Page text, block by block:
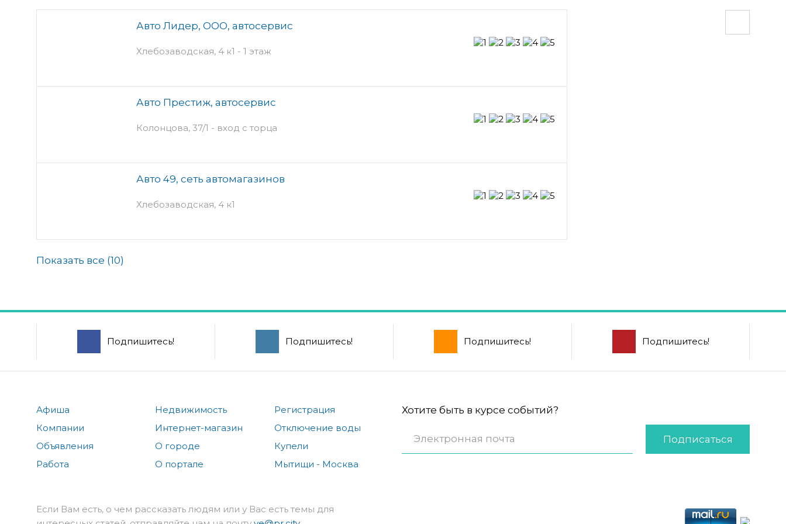
Авто Лидер, ООО, автосервис
Хлебозаводская, 4 к1 - 1 этаж
Авто Престиж, автосервис
Колонцова, 37/1 - вход с торца
Авто 49, сеть автомагазинов
Хлебозаводская, 4 к1
Показать все (10)
Подпишитесь! Подпишитесь! Подпишитесь! Подпишитесь!
Афиша
Компании
Объявления
Работа
Недвижимость
Интернет-магазин
О городе
О портале
Регистрация
Отключение воды
Купели
Мытищи - Москва
Хотите быть в курсе событий?
Подписаться
Если Вам есть, о чем рассказать людям или у Вас есть темы для